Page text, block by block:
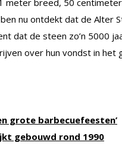
nu ontdekt dat de Alter
dat de steen zo’n 5000
over hun vondst in
grote barbecuefeesten’
gebouwd rond 1990